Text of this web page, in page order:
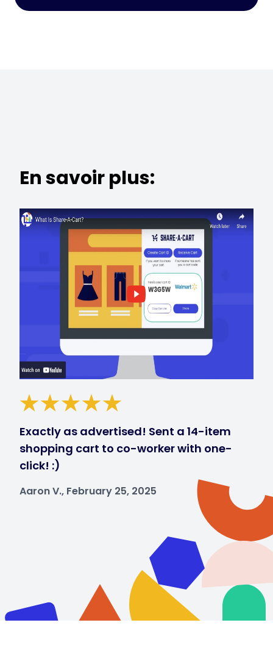
En savoir plus:
Exactly as advertised! Sent a 14-item
shopping cart to co-worker with one-
click! :)
Aaron V., February 25, 2025